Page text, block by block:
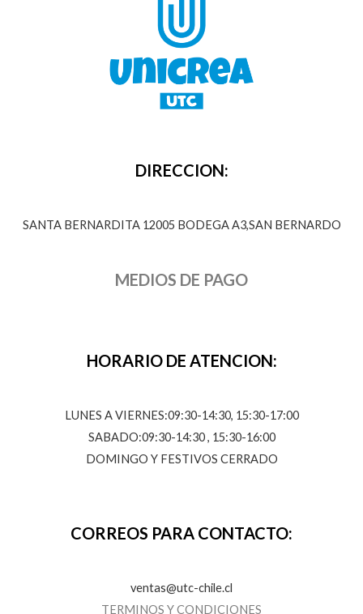
DIRECCION:
SANTA BERNARDITA 12005 BODEGA A3,SAN BERNARDO
MEDIOS DE PAGO
HORARIO DE ATENCION:
LUNES A VIERNES:09:30-14:30, 15:30-17:00
SABADO:09:30-14:30 , 15:30-16:00
DOMINGO Y FESTIVOS CERRADO
CORREOS PARA CONTACTO:
ventas@utc-chile.cl
TERMINOS Y CONDICIONES